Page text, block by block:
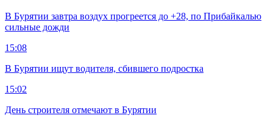
В Бурятии завтра воздух прогреется до +28, по Прибайкалью
сильные дожди
15:08
В Бурятии ищут водителя, сбившего подростка
15:02
День строителя отмечают в Бурятии